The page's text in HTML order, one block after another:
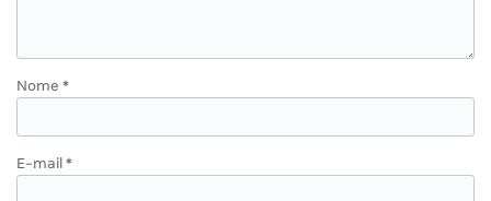
Nome *
E-mail *